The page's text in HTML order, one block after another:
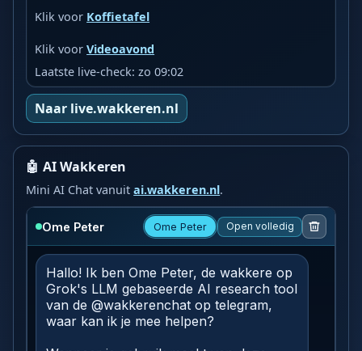
Klik voor Koffietafel
Klik voorVideoavond
Laatste live-check: zo 09:02
Naar live.wakkeren.nl
🤖 AI Wakkeren
Mini AI Chat vanuitai.wakkeren.nl.